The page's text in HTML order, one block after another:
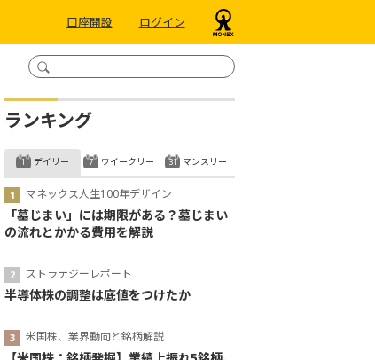
口座開設 ログイン
ランキング
デイリー
マネックス人生100年デザイン
「墓じまい」には期限がある？墓じまい
の流れとかかる費用を解説
ストラテジーレポート
半導体株の調整は底値をつけたか
米国株、業界動向と銘柄解説
ウイークリー マンスリー